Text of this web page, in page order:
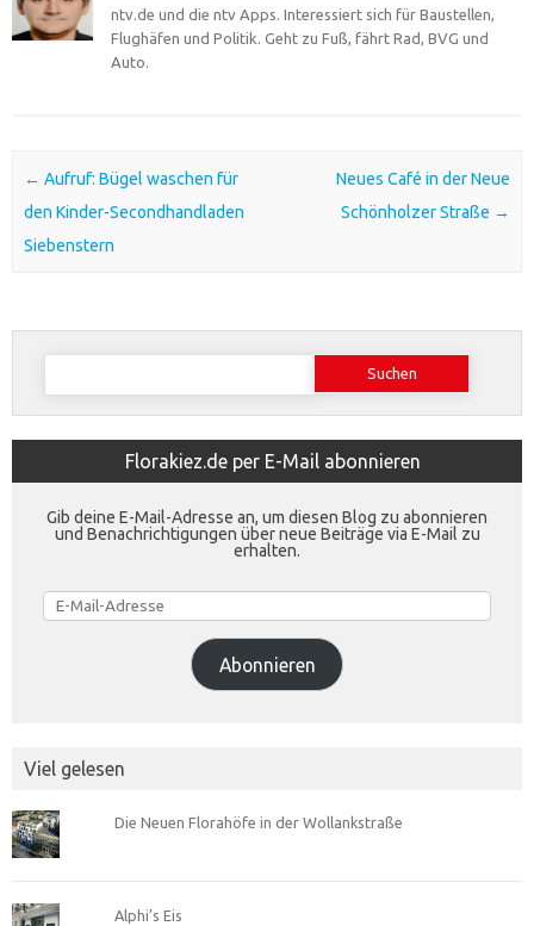
ntv.de und die ntv Apps. Interessiert sich für Baustellen,
Flughäfen und Politik. Geht zu Fuß, fährt Rad, BVG und
Auto.
Post navigation
← Aufruf: Bügel waschen für
den Kinder-Secondhandladen
Siebenstern
Neues Café in der Neue
Schönholzer Straße →
Suchen
Florakiez.de per E-Mail abonnieren
Gib deine E-Mail-Adresse an, um diesen Blog zu abonnieren
und Benachrichtigungen über neue Beiträge via E-Mail zu
erhalten.
E-
Mail-
Adresse
Abonnieren
Viel gelesen
Die Neuen Florahöfe in der Wollankstraße
Alphi’s Eis